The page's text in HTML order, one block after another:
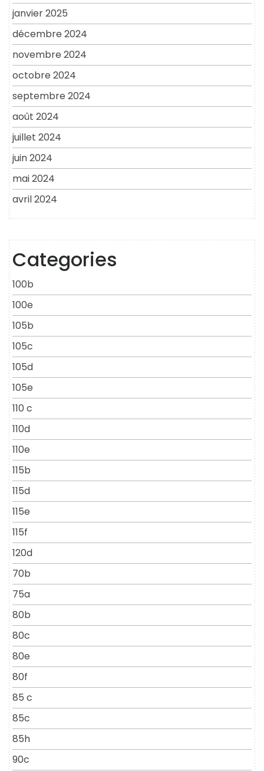
janvier 2025
décembre 2024
novembre 2024
octobre 2024
septembre 2024
août 2024
juillet 2024
juin 2024
mai 2024
avril 2024
Categories
100b
100e
105b
105c
105d
105e
110 c
110d
110e
115b
115d
115e
115f
120d
70b
75a
80b
80c
80e
80f
85 c
85c
85h
90c